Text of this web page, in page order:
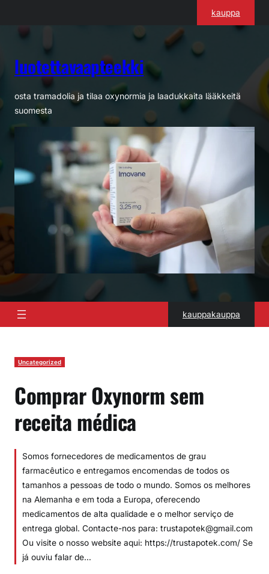
kauppa
luotettavaapteekki
osta tramadolia ja tilaa oxynormia ja laadukkaita lääkkeitä
suomesta
kauppakauppa
Uncategorized
Comprar Oxynorm sem
receita médica
Somos fornecedores de medicamentos de grau
farmacêutico e entregamos encomendas de todos os
tamanhos a pessoas de todo o mundo. Somos os melhores
na Alemanha e em toda a Europa, oferecendo
medicamentos de alta qualidade e o melhor serviço de
entrega global. Contacte-nos para: trustapotek@gmail.com
Ou visite o nosso website aqui: https://trustapotek.com/ Se
já ouviu falar de…